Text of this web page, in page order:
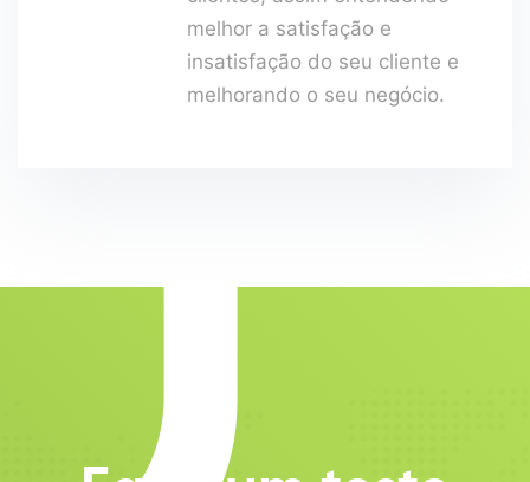
melhor a satisfação e
insatisfação do seu cliente e
melhorando o seu negócio.